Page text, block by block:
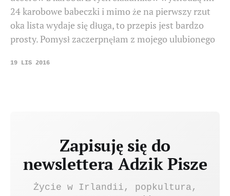
24 karobowe babeczki i mimo że na pierwszy rzut
oka lista wydaje się długa, to przepis jest bardzo
prosty. Pomysł zaczerpnęłam z mojego ulubionego
19 LIS 2016
Zapisuję się do
newslettera Adzik Pisze
Życie w Irlandii, popkultura,